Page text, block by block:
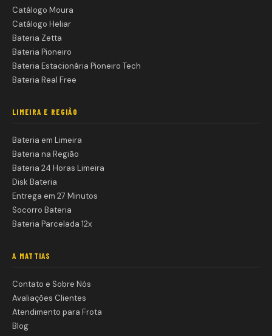
Catálogo Moura
Catálogo Heliar
Bateria Zetta
Bateria Pioneiro
Bateria Estacionária Pioneiro Tech
Bateria Real Free
LIMEIRA E REGIÃO
Bateria em Limeira
Bateria na Região
Bateria 24 Horas Limeira
Disk Bateria
Entrega em 27 Minutos
Socorro Bateria
Bateria Parcelada 12x
A MATTIAS
Contato e Sobre Nós
Avaliações Clientes
Atendimento para Frota
Blog